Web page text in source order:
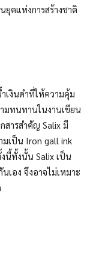
ยุคแห่งการสร้างชาติ
เงินดำที่ให้ความคุ้ม
มทนทานในงานเขียน
สารสำคัญ Salix มี
เป็น Iron gall ink
นี้ทั้งนั้น Salix เป็น
เอง จึงอาจไม่เหมาะ